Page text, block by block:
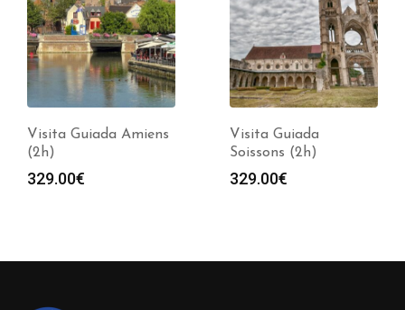
Visita Guiada Amiens
(2h)
329.00€
Visita Guiada
Soissons (2h)
329.00€